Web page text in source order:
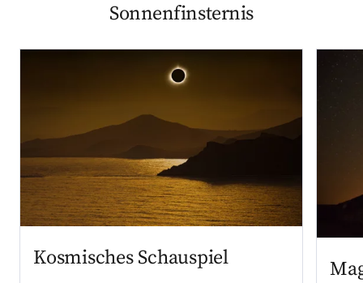
Sonnenfinsternis
Kosmisches Schauspiel